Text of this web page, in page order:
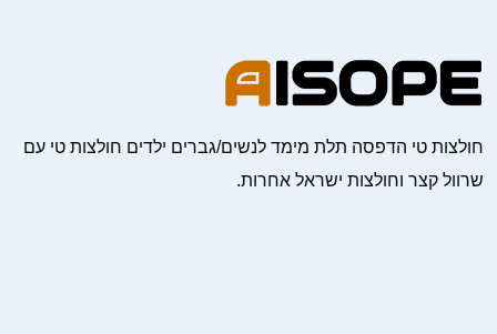
חולצות טי הדפסה תלת מימד לנשים/גברים ילדים חולצות טי עם
שרוול קצר וחולצות ישראל אחרות.